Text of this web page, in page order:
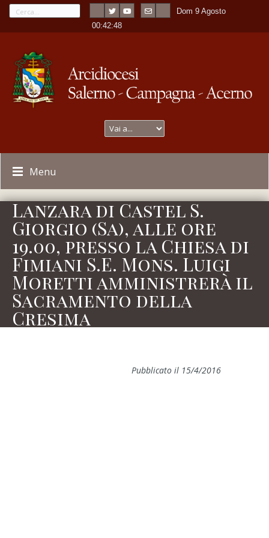
Dom 9 Agosto
-00:42:48
Menu
Lanzara di Castel S.
Giorgio (Sa), alle ore
19.00, presso la Chiesa di
Fimiani S.E. Mons. Luigi
Moretti amministrerà il
Sacramento della
Cresima
Pubblicato il 15/4/2016